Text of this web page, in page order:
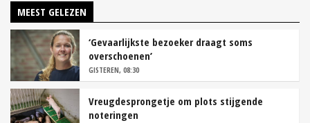
MEEST GELEZEN
‘Gevaarlijkste bezoeker draagt soms
overschoenen’
GISTEREN, 08:30
Vreugdesprongetje om plots stijgende
noteringen